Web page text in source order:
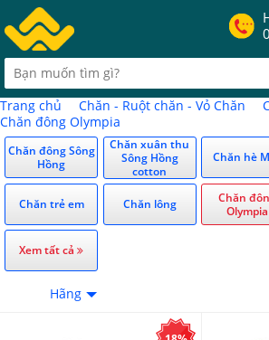
Trang chủ Chăn - Ruột chăn - Vỏ Chăn
Chăn đông Olympia
Chăn đông Sông
Hồng
Chăn xuân thu
Sông Hồng
cotton
Chăn hè
Chăn trẻ em Chăn lông
Chăn
Olympia
Xem tất cả
Hãng